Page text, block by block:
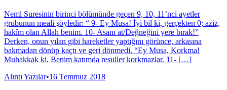
Neml Suresinin birinci bölümünde geçen 9, 10, 11’nci ayetler
grubunun meali şöyledir: “ 9- Ey Musa! İyi bil ki, gerçekten 0; aziz,
hakîm olan Allah benim. 10- Asanı at/Değneğini yere bırak!”
Derken, onun yılan gibi hareketler yaptığını görünce, arkasına
bakmadan dönüp kaçtı ve geri dönmedi. “Ey Musa, Korkma!
Muhakkak ki, Benim katımda resuller korkmazlar. 11- […]
Alıntı Yazılar•16 Temmuz 2018